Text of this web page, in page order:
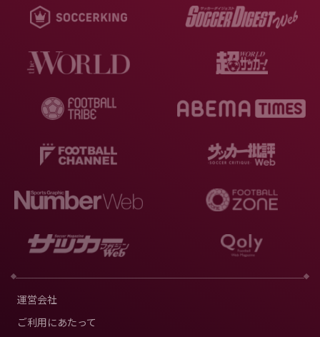
運営会社
ご利用にあたって